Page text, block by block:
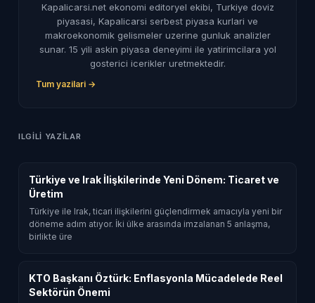
Kapalicarsi.net ekonomi editoryel ekibi, Turkiye doviz
piyasasi, Kapalicarsi serbest piyasa kurlari ve
makroekonomik gelismeler uzerine gunluk analizler
sunar. 15 yili askin piyasa deneyimi ile yatirimcilara yol
gosterici icerikler uretmektedir.
Tum yazilari →
ILGILI YAZILAR
Türkiye ve Irak İlişkilerinde Yeni Dönem: Ticaret ve
Üretim
Türkiye ile Irak, ticari ilişkilerini güçlendirmek amacıyla yeni bir
döneme adım atıyor. İki ülke arasında imzalanan 5 anlaşma,
birlikte üre
KTO Başkanı Öztürk: Enflasyonla Mücadelede Reel
Sektörün Önemi